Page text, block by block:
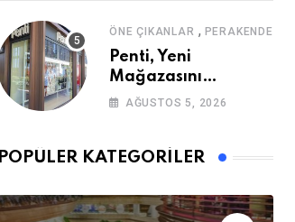
ÖNE ÇIKANLAR , PERAKENDE
Penti, Yeni
Mağazasını
Galataport’ta
AĞUSTOS 5, 2026
POPÜLER KATEGORILER